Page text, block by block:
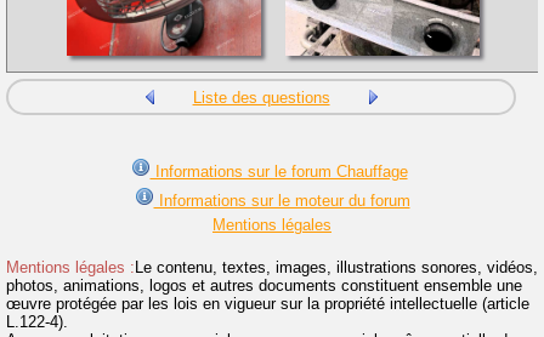
Liste des questions
Informations sur le forum Chauffage
Informations sur le moteur du forum
Mentions légales
Mentions légales : Le contenu, textes, images, illustrations sonores, vidéos,
photos, animations, logos et autres documents constituent ensemble une
œuvre protégée par les lois en vigueur sur la propriété intellectuelle (article
L.122-4).